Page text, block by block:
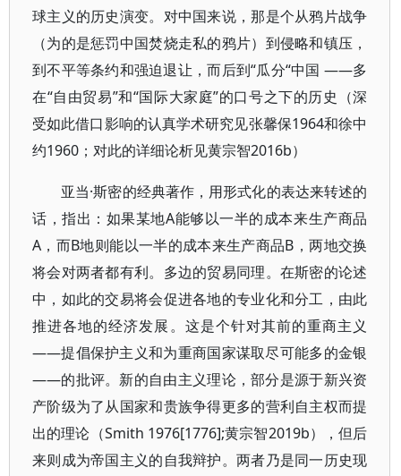
球主义的历史演变。对中国来说，那是个从鸦片战争
（为的是惩罚中国焚烧走私的鸦片）到侵略和镇压，
到不平等条约和强迫退让，而后到“瓜分“中国 ——多
在“自由贸易”和“国际大家庭”的口号之下的历史（深
受如此借口影响的认真学术研究见张馨保1964和徐中
约1960；对此的详细论析见黄宗智2016b）
亚当·斯密的经典著作，用形式化的表达来转述的
话，指出：如果某地A能够以一半的成本来生产商品
A，而B地则能以一半的成本来生产商品B，两地交换
将会对两者都有利。多边的贸易同理。在斯密的论述
中，如此的交易将会促进各地的专业化和分工，由此
推进各地的经济发展。这是个针对其前的重商主义
——提倡保护主义和为重商国家谋取尽可能多的金银
——的批评。新的自由主义理论，部分是源于新兴资
产阶级为了从国家和贵族争得更多的营利自主权而提
出的理论（Smith 1976[1776];黄宗智2019b），但后
来则成为帝国主义的自我辩护。两者乃是同一历史现